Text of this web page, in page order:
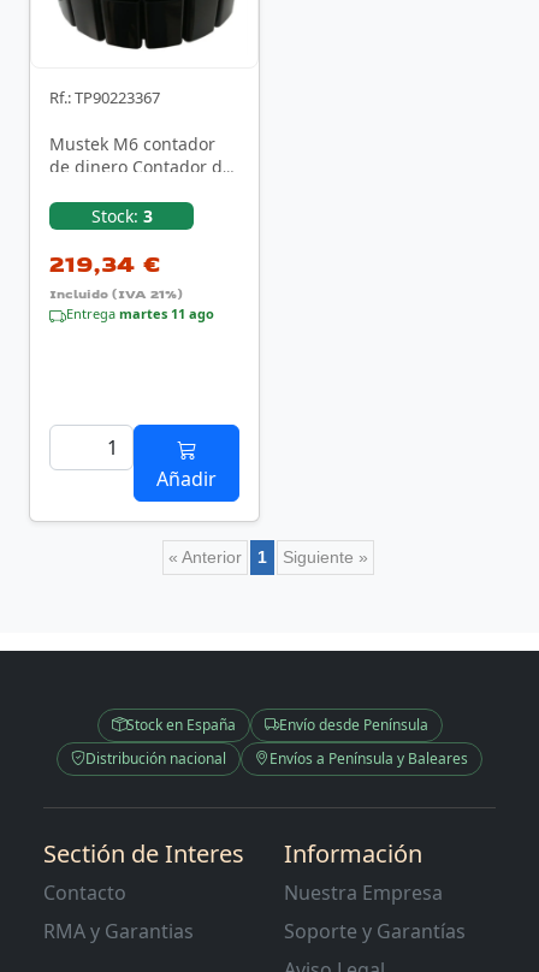
Rf.: TP90223367
Mustek M6 contador
de dinero Contador de
Stock: 3
219,34 €
Incluido (IVA 21%)
Entrega martes 11 ago
Añadir
« Anterior 1 Siguiente »
Stock en España
Envío desde Península
Distribución nacional
Envíos a Península y Baleares
Sectión de Interes
Contacto
RMA y Garantias
Información
Nuestra Empresa
Soporte y Garantías